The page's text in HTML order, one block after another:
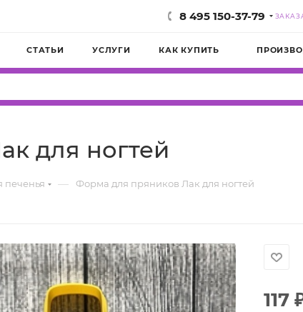
8 495 150-37-79
СТАТЬИ УСЛУГИ КАК КУПИТЬ
для ногтей
печенья — Форма для пряников Лак для ногтей
117